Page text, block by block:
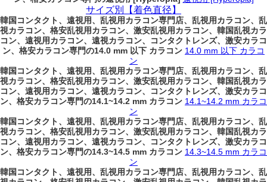
サイズ別【着色直径】
韓国コンタクト、遠視用、乱視用カラコン専門店、乱視用カラコン、乱
視カラコン、格安乱視用カラコン、激安乱視用カラコン、韓国乱視カラ
コン、遠視用カラコン、遠視カラコン、コンタクトレンズ、激安カラコ
ン、格安カラコン専門の14.0 mm 以下 カラコン 14.0 mm 以下 カラコ
ン
韓国コンタクト、遠視用、乱視用カラコン専門店、乱視用カラコン、乱
視カラコン、格安乱視用カラコン、激安乱視用カラコン、韓国乱視カラ
コン、遠視用カラコン、遠視カラコン、コンタクトレンズ、激安カラコ
ン、格安カラコン専門の14.1~14.2 mm カラコン 14.1~14.2 mm カラコ
ン
韓国コンタクト、遠視用、乱視用カラコン専門店、乱視用カラコン、乱
視カラコン、格安乱視用カラコン、激安乱視用カラコン、韓国乱視カラ
コン、遠視用カラコン、遠視カラコン、コンタクトレンズ、激安カラコ
ン、格安カラコン専門の14.3~14.5 mm カラコン 14.3~14.5 mm カラコ
ン
韓国コンタクト、遠視用、乱視用カラコン専門店、乱視用カラコン、乱